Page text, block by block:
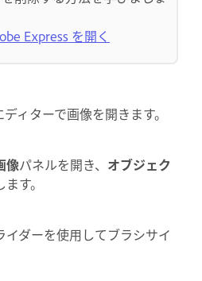
Express を開く
ディターで画像を開きます。
像パネルを開き、 オブジェク
す。
イダーを使用してブラシサイ